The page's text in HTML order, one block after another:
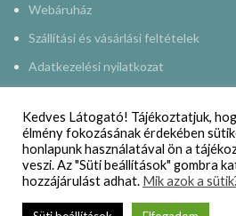
Webáruház
Szállítási és vásárlási feltételek
Adatkezelési nyilatkozat
Kapcsolat
NAPMŰHELY2015-
Kedves Látogató! Tájékoztatjuk,
élmény fokozásának érdekében
honlapunk használatával ön a
veszi. Az "Süti beállítások" gombra
hozzájárulást adhat. Mik azok a